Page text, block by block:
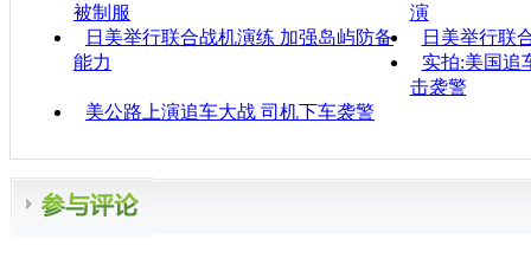
被制服
演
日美举行联合战机演练 加强岛屿防备
能力
日美举行联
实拍:美国追
击袭警
美公路上演追车大战 司机下车袭警